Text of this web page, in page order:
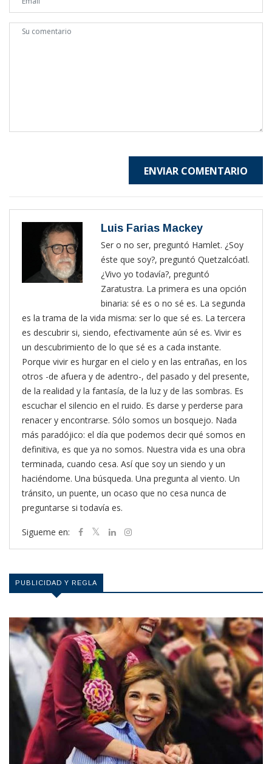
ENVIAR COMENTARIO
Luis Farias Mackey
Ser o no ser, preguntó Hamlet. ¿Soy
éste que soy?, preguntó Quetzalcóatl.
¿Vivo yo todavía?, preguntó
Zaratustra. La primera es una opción
binaria: sé es o no sé es. La segunda
es la trama de la vida misma: ser lo que sé es. La tercera
es descubrir si, siendo, efectivamente aún sé es. Vivir es
un descubrimiento de lo que sé es a cada instante.
Porque vivir es hurgar en el cielo y en las entrañas, en los
otros -de afuera y de adentro-, del pasado y del presente,
de la realidad y la fantasía, de la luz y de las sombras. Es
escuchar el silencio en el ruido. Es darse y perderse para
renacer y encontrarse. Sólo somos un bosquejo. Nada
más paradójico: el día que podemos decir qué somos en
definitiva, es que ya no somos. Nuestra vida es una obra
terminada, cuando cesa. Así que soy un siendo y un
haciéndome. Una búsqueda. Una pregunta al viento. Un
tránsito, un puente, un ocaso que no cesa nunca de
preguntarse si todavía es.
Sigueme en:
PUBLICIDAD Y REGLA